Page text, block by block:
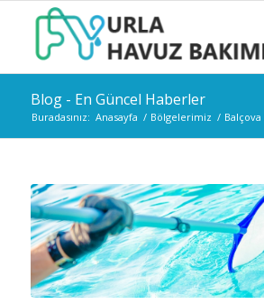
Blog - En Güncel Haberler
Buradasınız: Anasayfa / Bölgelerimiz / Balçova